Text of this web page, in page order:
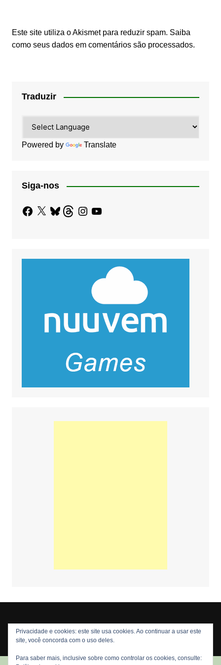
Este site utiliza o Akismet para reduzir spam. Saiba
como seus dados em comentários são processados.
Traduzir
Powered by Translate
Siga-nos
Facebook
X BlueskyThreadsInstagram
YouTube
Copyright © 2026 Nós Nerds. Todos os direitos reservados
Privacidade e cookies: este site usa cookies. Ao continuar a usar este
site, você concorda com o uso deles.
Para saber mais, inclusive sobre como controlar os cookies, consulte: